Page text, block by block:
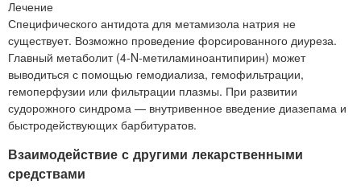
Лечение
Специфического антидота для метамизола натрия не
существует. Возможно проведение форсированного диуреза.
Главный метаболит (4-N-метиламиноантипирин) может
выводиться с помощью гемодиализа, гемофильтрации,
гемоперфузии или фильтрации плазмы. При развитии
судорожного синдрома — внутривенное введение диазепама и
быстродействующих барбитуратов.
Взаимодействие с другими лекарственными
средствами